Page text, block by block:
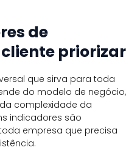
de
priorizar
que sirva para toda
do modelo de negócio,
complexidade da
indicadores são
empresa que precisa